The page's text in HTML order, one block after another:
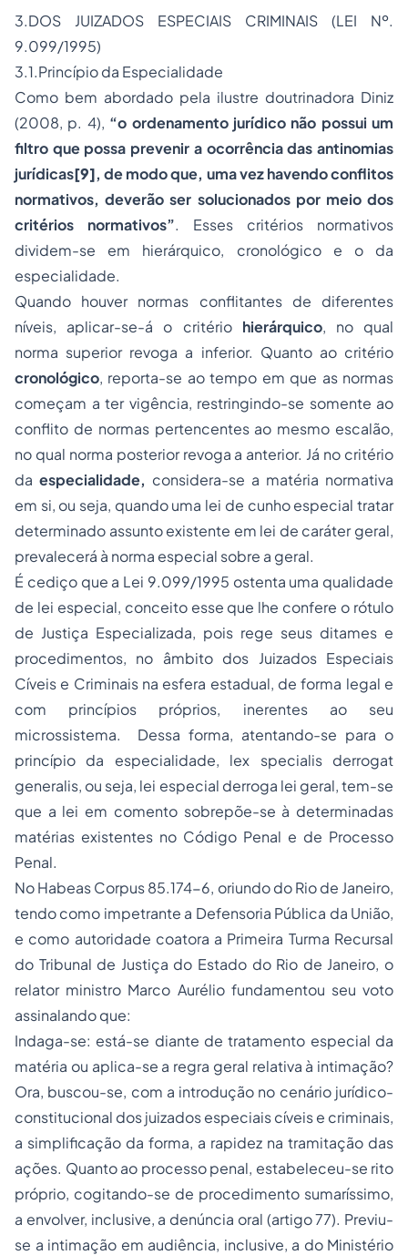
3.DOS JUIZADOS ESPECIAIS CRIMINAIS (LEI Nº.
9.099/1995)
3.1.Princípio da Especialidade
Como bem abordado pela ilustre doutrinadora Diniz
(2008, p. 4), “o ordenamento jurídico não possui um
filtro que possa prevenir a ocorrência das antinomias
jurídicas[9], de modo que, uma vez havendo conflitos
normativos, deverão ser solucionados por meio dos
critérios normativos”. Esses critérios normativos
dividem-se em hierárquico, cronológico e o da
especialidade.
Quando houver normas conflitantes de diferentes
níveis, aplicar-se-á o critério hierárquico, no qual
norma superior revoga a inferior. Quanto ao critério
cronológico, reporta-se ao tempo em que as normas
começam a ter vigência, restringindo-se somente ao
conflito de normas pertencentes ao mesmo escalão,
no qual norma posterior revoga a anterior. Já no critério
da especialidade, considera-se a matéria normativa
em si, ou seja, quando uma lei de cunho especial tratar
determinado assunto existente em lei de caráter geral,
prevalecerá à norma especial sobre a geral.
É cediço que a Lei 9.099/1995 ostenta uma qualidade
de lei especial, conceito esse que lhe confere o rótulo
de Justiça Especializada, pois rege seus ditames e
procedimentos, no âmbito dos Juizados Especiais
Cíveis e Criminais na esfera estadual, de forma legal e
com princípios próprios, inerentes ao seu
microssistema. Dessa forma, atentando-se para o
princípio da especialidade, lex specialis derrogat
generalis, ou seja, lei especial derroga lei geral, tem-se
que a lei em comento sobrepõe-se à determinadas
matérias existentes no Código Penal e de Processo
Penal.
NoHabeas Corpus85.174-6, oriundo do Rio de Janeiro,
tendo como impetrante a Defensoria Pública da União,
e como autoridade coatora a Primeira Turma Recursal
do Tribunal de Justiça do Estado do Rio de Janeiro, o
relator ministro Marco Aurélio fundamentou seu voto
assinalando que:
Indaga-se: está-se diante de tratamento especial da
matéria ou aplica-se a regra geral relativa à intimação?
Ora, buscou-se, com a introdução no cenário jurídico-
constitucional dos juizados especiais cíveis e criminais,
a simplificação da forma, a rapidez na tramitação das
ações. Quanto ao processo penal, estabeleceu-se rito
próprio, cogitando-se de procedimento sumaríssimo,
a envolver, inclusive, a denúncia oral (artigo 77). Previu-
se a intimação em audiência, inclusive, a do Ministério